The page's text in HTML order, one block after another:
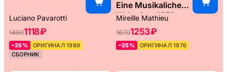
Luciano Pavarotti
14901118 ₽
–25%
ОРИГИНАЛ 1989
СБОРНИК
Eine Musikaliche
Weltreise, 1976
Mireille Mathieu
16701253 ₽
–25% ОРИГИНАЛ 1976